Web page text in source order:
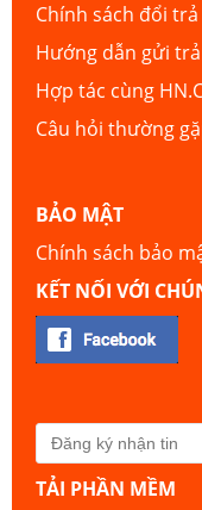
Chính sách đổi trả
Hướng dẫn gửi
Hợp tác cùng
Câu hỏi thường
BẢO MẬT
Chính sách bảo
KẾT NỐI VỚI
TẢI PHẦN MỀM